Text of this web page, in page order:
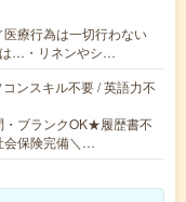
療行為は一切行わない
…・リネンやシ…
ンスキル不要 / 英語力不
ブランクOK★履歴書不
会保険完備＼…